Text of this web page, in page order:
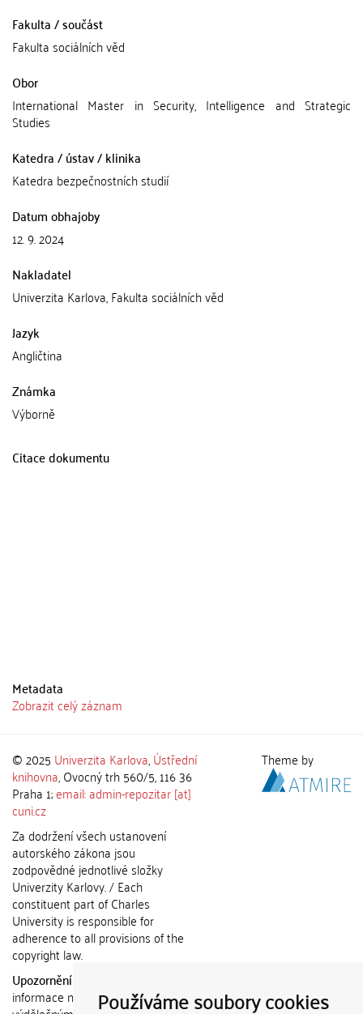
Používáme soubory cookies
Fakulta / součást
Fakulta sociálních věd
Obor
International Master in Security, Intelligence and Strategic
Studies
Katedra / ústav / klinika
Katedra bezpečnostních studií
Datum obhajoby
12. 9. 2024
Nakladatel
Univerzita Karlova, Fakulta sociálních věd
Jazyk
Angličtina
Známka
Výborně
Citace dokumentu
Metadata
Zobrazit celý záznam
© 2025 Univerzita Karlova,Ústřední
knihovna, Ovocný trh 560/5, 116 36
Praha 1;email: admin-repozitar [at]
cuni.cz
Za dodržení všech ustanovení
autorského zákona jsou
zodpovědné jednotlivé složky
Univerzity Karlovy. / Each
constituent part of Charles
University is responsible for
adherence to all provisions of the
copyright law.
Upozornění / Notice:
informace nemohou být použity k
Theme by